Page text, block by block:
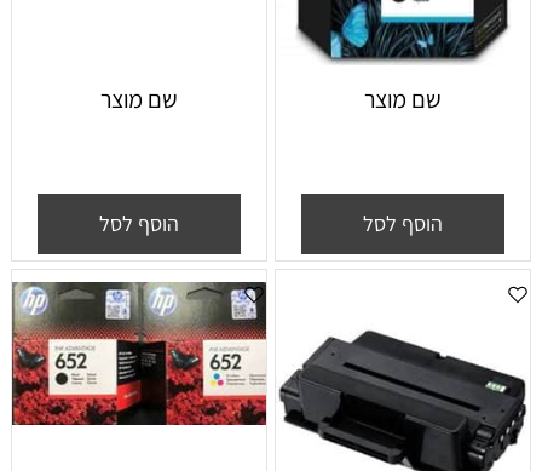
שם מוצר
הוסף לסל
שם מוצר
הוסף לסל